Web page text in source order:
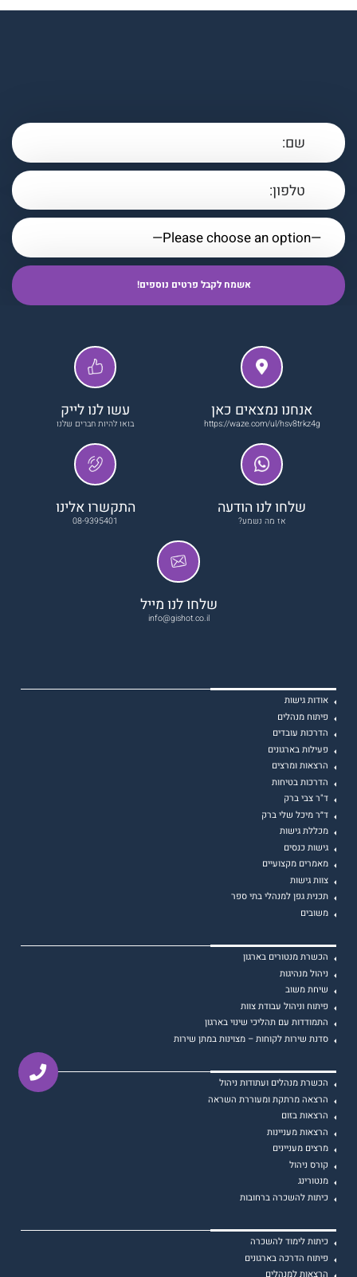
אנחנו נמצאים כאן
https://waze.com/ul/hsv8trkz4g
עשו לנו לייק
בואו להיות חברים שלנו
שלחו לנו הודעה
אז מה נשמע?
התקשרו אלינו
08-9395401
שלחו לנו מייל
info@gishot.co.il
אודות גישות
פיתוח מנהלים
הדרכות עובדים
פעילות בארגונים
הרצאות ומרצים
הדרכות בטיחות
ד"ר צבי ברק
ד״ר מיכל שלי ברק
מכללת גישות
גישות כנסים
מאמרים מקצועיים
צוות גישות
תכנית גפן למנהלי בתי ספר
משובים
הכשרת מנטורים בארגון
ניהול מנהיגות
שיחת משוב
פיתוח וניהול עבודת צוות
התמודדות עם תהליכי שינוי בארגון
סדנת שירות לקוחות – מצוינות במתן שירות
הכשרת מנהלים ועתודות ניהול
הרצאה מרתקת ומעוררת השראה
הרצאות בזום
הרצאות מעניינות
מרצים מעניינים
קורס ניהול
מנטורינג
כיתות להשכרה ברחובות
כיתות לימוד להשכרה
פיתוח הדרכה בארגונים